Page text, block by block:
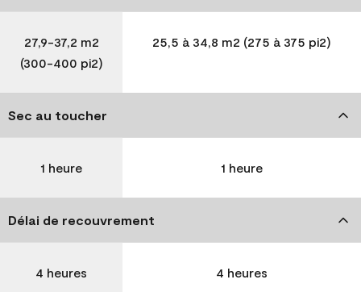
27,9-37,2 m2
(300-400 pi2)
25,5 à 34,8 m2 (275 à 375 pi2)
Sec au toucher
1 heure 1 heure
Délai de recouvrement
4 heures 4 heures